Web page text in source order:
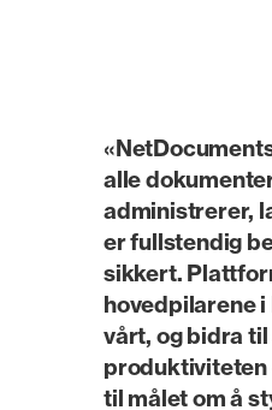
alle
administrerer,
er fullstendig
sikkert.
hovedpilarene
vårt, og bidra til
produktiviteten
til målet om å